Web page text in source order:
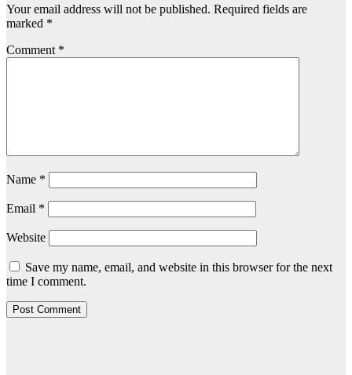
Your email address will not be published. Required fields are
marked *
Comment *
Name *
Email *
Website
Save my name, email, and website in this browser for the next
time I comment.